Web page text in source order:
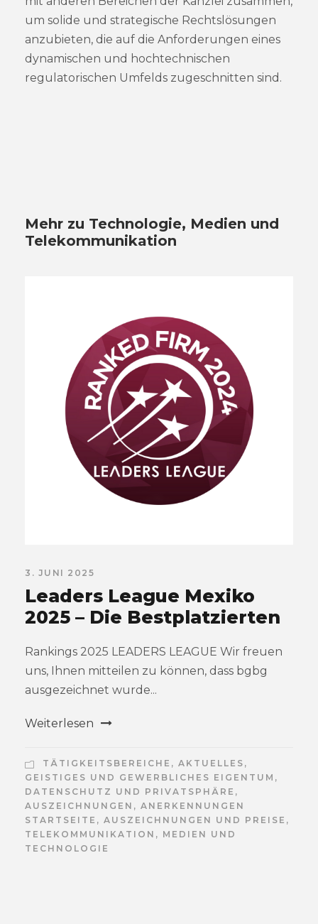
um solide und strategische Rechtslösungen
anzubieten, die auf die Anforderungen eines
dynamischen und hochtechnischen
regulatorischen Umfelds zugeschnitten sind.
Mehr zu Technologie, Medien und
Telekommunikation
3. JUNI 2025
Leaders League Mexiko
2025 – Die Bestplatzierten
Rankings 2025 LEADERS LEAGUE Wir freuen
uns, Ihnen mitteilen zu können, dass bgbg
ausgezeichnet wurde...
Weiterlesen
TÄTIGKEITSBEREICHE , AKTUELLES ,
GEISTIGES UND GEWERBLICHES EIGENTUM ,
DATENSCHUTZ UND PRIVATSPHÄRE ,
AUSZEICHNUNGEN , ANERKENNUNGEN
STARTSEITE , AUSZEICHNUNGEN UND PREISE ,
TELEKOMMUNIKATION, MEDIEN UND
TECHNOLOGIE